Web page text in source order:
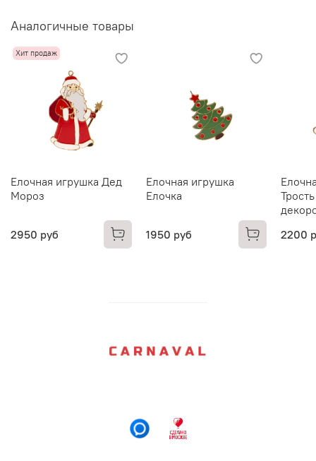
Аналогичные товары
Хит продаж
Елочная игрушка Дед
Мороз
2950 руб
Елочная игрушка
Елочка
1950 руб
2200